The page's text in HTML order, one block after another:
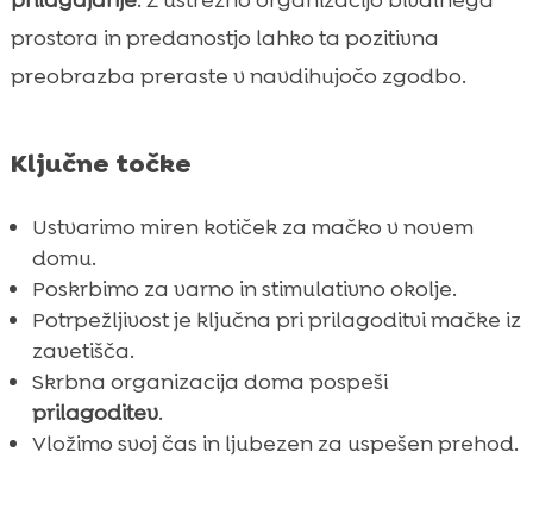
 FAQ
prostora in predanostjo lahko ta pozitivna
preobrazba preraste v navdihujočo zgodbo.
Ključne točke
Ustvarimo miren kotiček za mačko v novem
domu.
Poskrbimo za varno in stimulativno okolje.
Potrpežljivost je ključna pri prilagoditvi mačke iz
zavetišča.
Skrbna organizacija doma pospeši
prilagoditev.
Vložimo svoj čas in ljubezen za uspešen prehod.